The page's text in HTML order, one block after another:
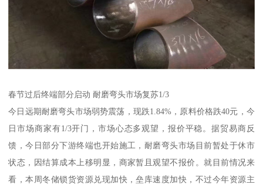
春节过后终端部分启动 耐磨弯头市场复苏1/3
今日远期耐磨弯头市场弱势震荡，现跌1.84%，原料价格跌40元，今
日市场商家有1/3开门，市场心态多观望，报价平稳。据贸易商反
馈，今日部分下游终端也开始施工，耐磨弯头市场目前暂处于休市
状态，因结算成本上移明显，商家暂且观望不报价。就目前情况来
看，本周冬储锁货资源兑现加快，垒库速度加快，不过今年资源主